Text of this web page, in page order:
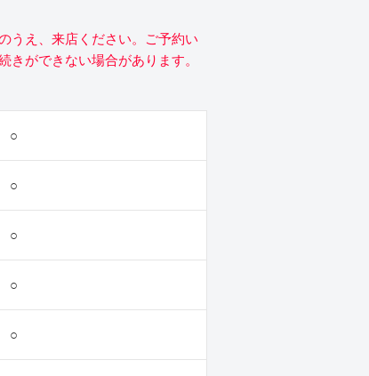
うえ、来店ください。ご予約い
きができない場合があります。
○
○
○
○
○